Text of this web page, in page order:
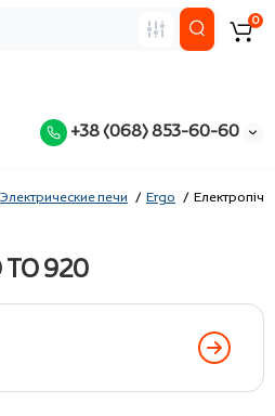
+38 (068) 853-60-60
0
Электрические печи Ergo Електропіч
TO 920